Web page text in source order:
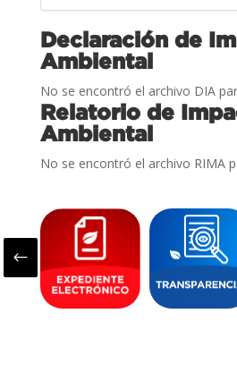
Declaración de
Ambiental
No se encontró el archivo DIA
Relatorio de
Ambiental
No se encontró el archivo RIMA
#